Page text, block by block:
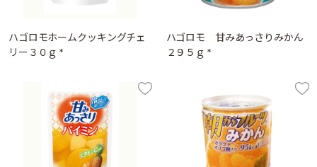
ハゴロモホームクッキングチェ
リー３０ｇ *
ハゴロモ 甘みあっさりみかん
２９５ｇ *